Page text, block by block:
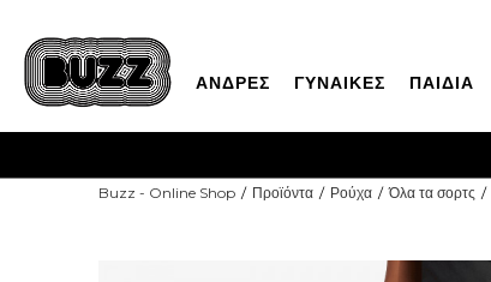
ΑΝΔΡΕΣ ΓΥΝΑΙΚΕΣ ΠΑΙΔΙΑ
Buzz - Online Shop Προϊόντα Ρούχα Όλα τα σορτς